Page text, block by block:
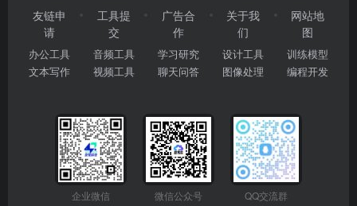
友链申
请
办公工具
文本写作
工具提
交
音频工具
视频工具
广告合
作
学习研究
聊天问答
关于我
们
设计工具
图像处理
网站地
图
训练模型
编程开发
企业微信 微信公众号 QQ交流群